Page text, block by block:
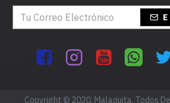
Copyright © 2020, Malaquita, Todos